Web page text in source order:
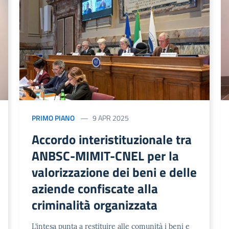
PRIMO PIANO 9 APR 2025
Accordo interistituzionale tra
ANBSC-MIMIT-CNEL per la
valorizzazione dei beni e delle
aziende confiscate alla
criminalità organizzata
L’intesa punta a restituire alle comunità i beni e